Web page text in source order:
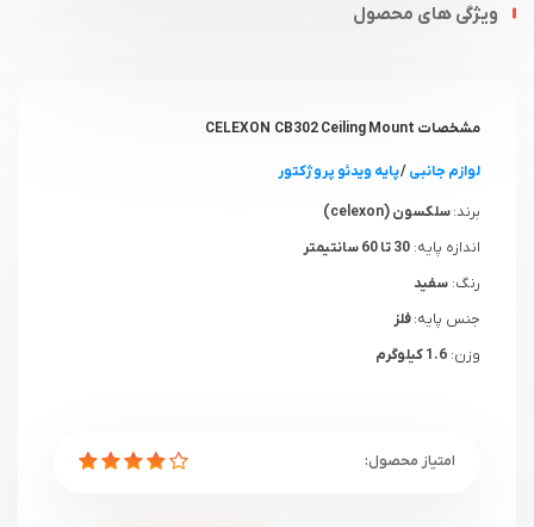
ویژگی های محصول
مشخصات CELEXON CB302 Ceiling Mount
لوازم جانبی/پایه ویدئو پروژکتور
برند:سلکسون (celexon)
اندازه پایه: 30 تا 60 سانتیمتر
رنگ: سفید
جنس پایه:فلز
وزن: 1.6 کیلوگرم